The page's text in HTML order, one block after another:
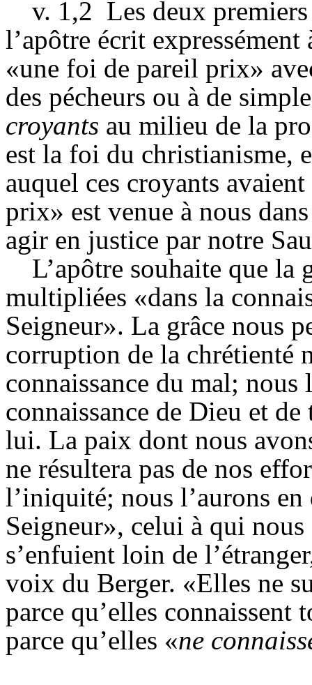
v. 1,2 Les deux
l’apôtre écrit
«une foi de pareil prix»
des pécheurs ou à de
croyants au milieu de la
est la foi du christianisme,
auquel ces croyants
prix» est venue à nous
agir en justice par notre
L’apôtre souhaite que la
multipliées «dans la
Seigneur». La grâce nous
corruption de la chrétienté
connaissance du mal; nous
connaissance de Dieu et
lui. La paix dont nous
ne résultera pas de nos
l’iniquité; nous l’aurons en
Seigneur», celui à qui
s’enfuient loin de
voix du Berger. «Elles ne
parce qu’elles connaissent
parce qu’elles «ne